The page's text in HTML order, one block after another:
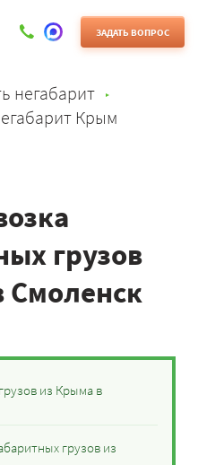
ЗАДАТЬ ВОПРОС
негабарит
Крым
грузов
Смоленск
из Крыма в
грузов из